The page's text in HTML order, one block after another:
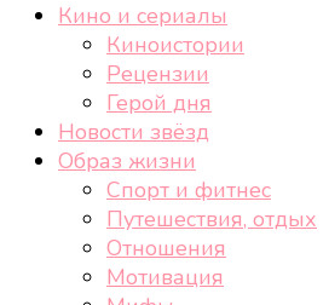
cheek-look.ru
Женский сайт о звездах и
здоровом образе жизни,
Кино и сериалы
Киноистории
Рецензии
Герой дня
Новости звёзд
Образ жизни
Спорт и фитнес
Путешествия, отдых
Отношения
Мотивация